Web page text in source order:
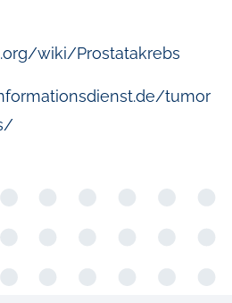
wiki/Prostatakrebs
tumor